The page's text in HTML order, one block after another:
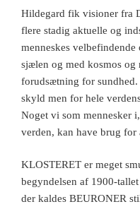
Hildegard fik visioner fra
flere stadig aktuelle og
menneskes
sjælen og med kosmos og
forudsætning for
skyld men for hele
Noget vi som mennesker
verden, kan have brug
KLOSTERET er meget
begyndelsen af 1900-
der kaldes BEURONER